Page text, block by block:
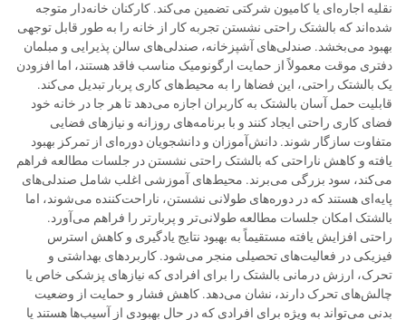
نقلیه اجاره‌ای یا کامیون شرکتی تضمین می‌کند. کارکنان خانه‌دار متوجه
شده‌اند که بالشتک راحتی نشستن تجربه کار از خانه را به طور قابل توجهی
بهبود می‌بخشد. صندلی‌های آشپزخانه، صندلی‌های سالن پذیرایی و مبلمان
دفتری موقت معمولاً از حمایت ارگونومیک مناسب فاقد هستند، اما افزودن
یک بالشتک راحتی، این فضاها را به محیط‌های کاری پربار تبدیل می‌کند.
قابلیت حمل آسان بالشتک به کاربران اجازه می‌دهد تا هر جا در خانه خود
فضای کاری راحتی ایجاد کنند و با برنامه‌های روزانه و نیازهای فضایی
متفاوت سازگار شوند. دانش‌آموزان و دانشجویان دوره‌ای از تمرکز بهبود
یافته و کاهش ناراحتی که بالشتک راحتی نشستن در جلسات مطالعه فراهم
می‌کند، سود بزرگی می‌برند. محیط‌های آموزشی اغلب شامل صندلی‌های
پایه‌ای هستند که در دوره‌های طولانی نشستن، ناراحت‌کننده می‌شوند، اما
بالشتک امکان جلسات مطالعه طولانی‌تر و پربارتر را فراهم می‌آورد.
راحتی افزایش یافته مستقیماً به بهبود نتایج یادگیری و کاهش استرس
فیزیکی در فعالیت‌های تحصیلی منجر می‌شود. کاربردهای بهداشتی و
تحرک، ارزش درمانی بالشتک را برای افرادی که نیازهای پزشکی خاص یا
چالش‌های تحرک دارند، نشان می‌دهد. کاهش فشار و حمایت از وضعیت
بدنی می‌تواند به ویژه برای افرادی که در حال بهبودی از آسیب‌ها هستند یا